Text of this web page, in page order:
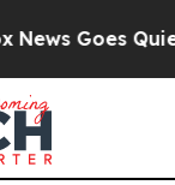
Goes Quiet as